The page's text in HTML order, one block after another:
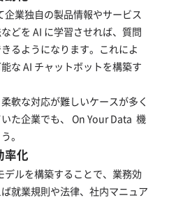
業独自の製品情報やサービス
どを AI に学習させれば、質問
るようになります。これによ
な AI チャットボットを構築す
軟な対応が難しいケースが多く
た企業でも、 On Your Data 機
。
率化
ルを構築することで、業務効
就業規則や法律、社内マニュア